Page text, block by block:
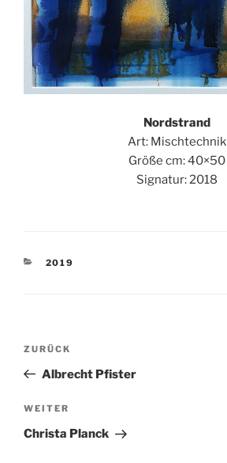
Nordstrand
Art: Mischtechnik
Größe cm: 40×50
Signatur: 2018
KATEGORIEN
2019
Beitragsnavigation
Vorheriger
Beitrag
ZURÜCK
Albrecht Pfister
Nächster
Beitrag
WEITER
Christa Planck